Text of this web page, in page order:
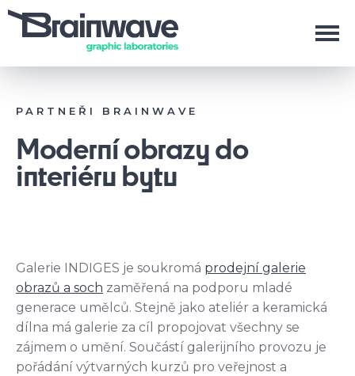
PARTNEŘI BRAINWAVE
Moderní obrazy do
interiéru bytu
Galerie INDIGES je soukromá prodejní galerie
obrazů a soch zaměřená na podporu mladé
generace umělců. Stejně jako ateliér a keramická
dílna má galerie za cíl propojovat všechny se
zájmem o umění. Součástí galerijního provozu je
pořádání výtvarných kurzů pro veřejnost a